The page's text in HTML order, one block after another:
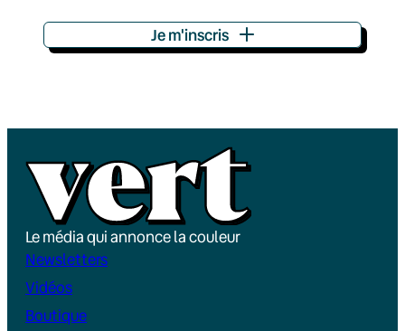
Je m'inscris
Le média qui annonce la couleur
Newsletters
Vidéos
Boutique